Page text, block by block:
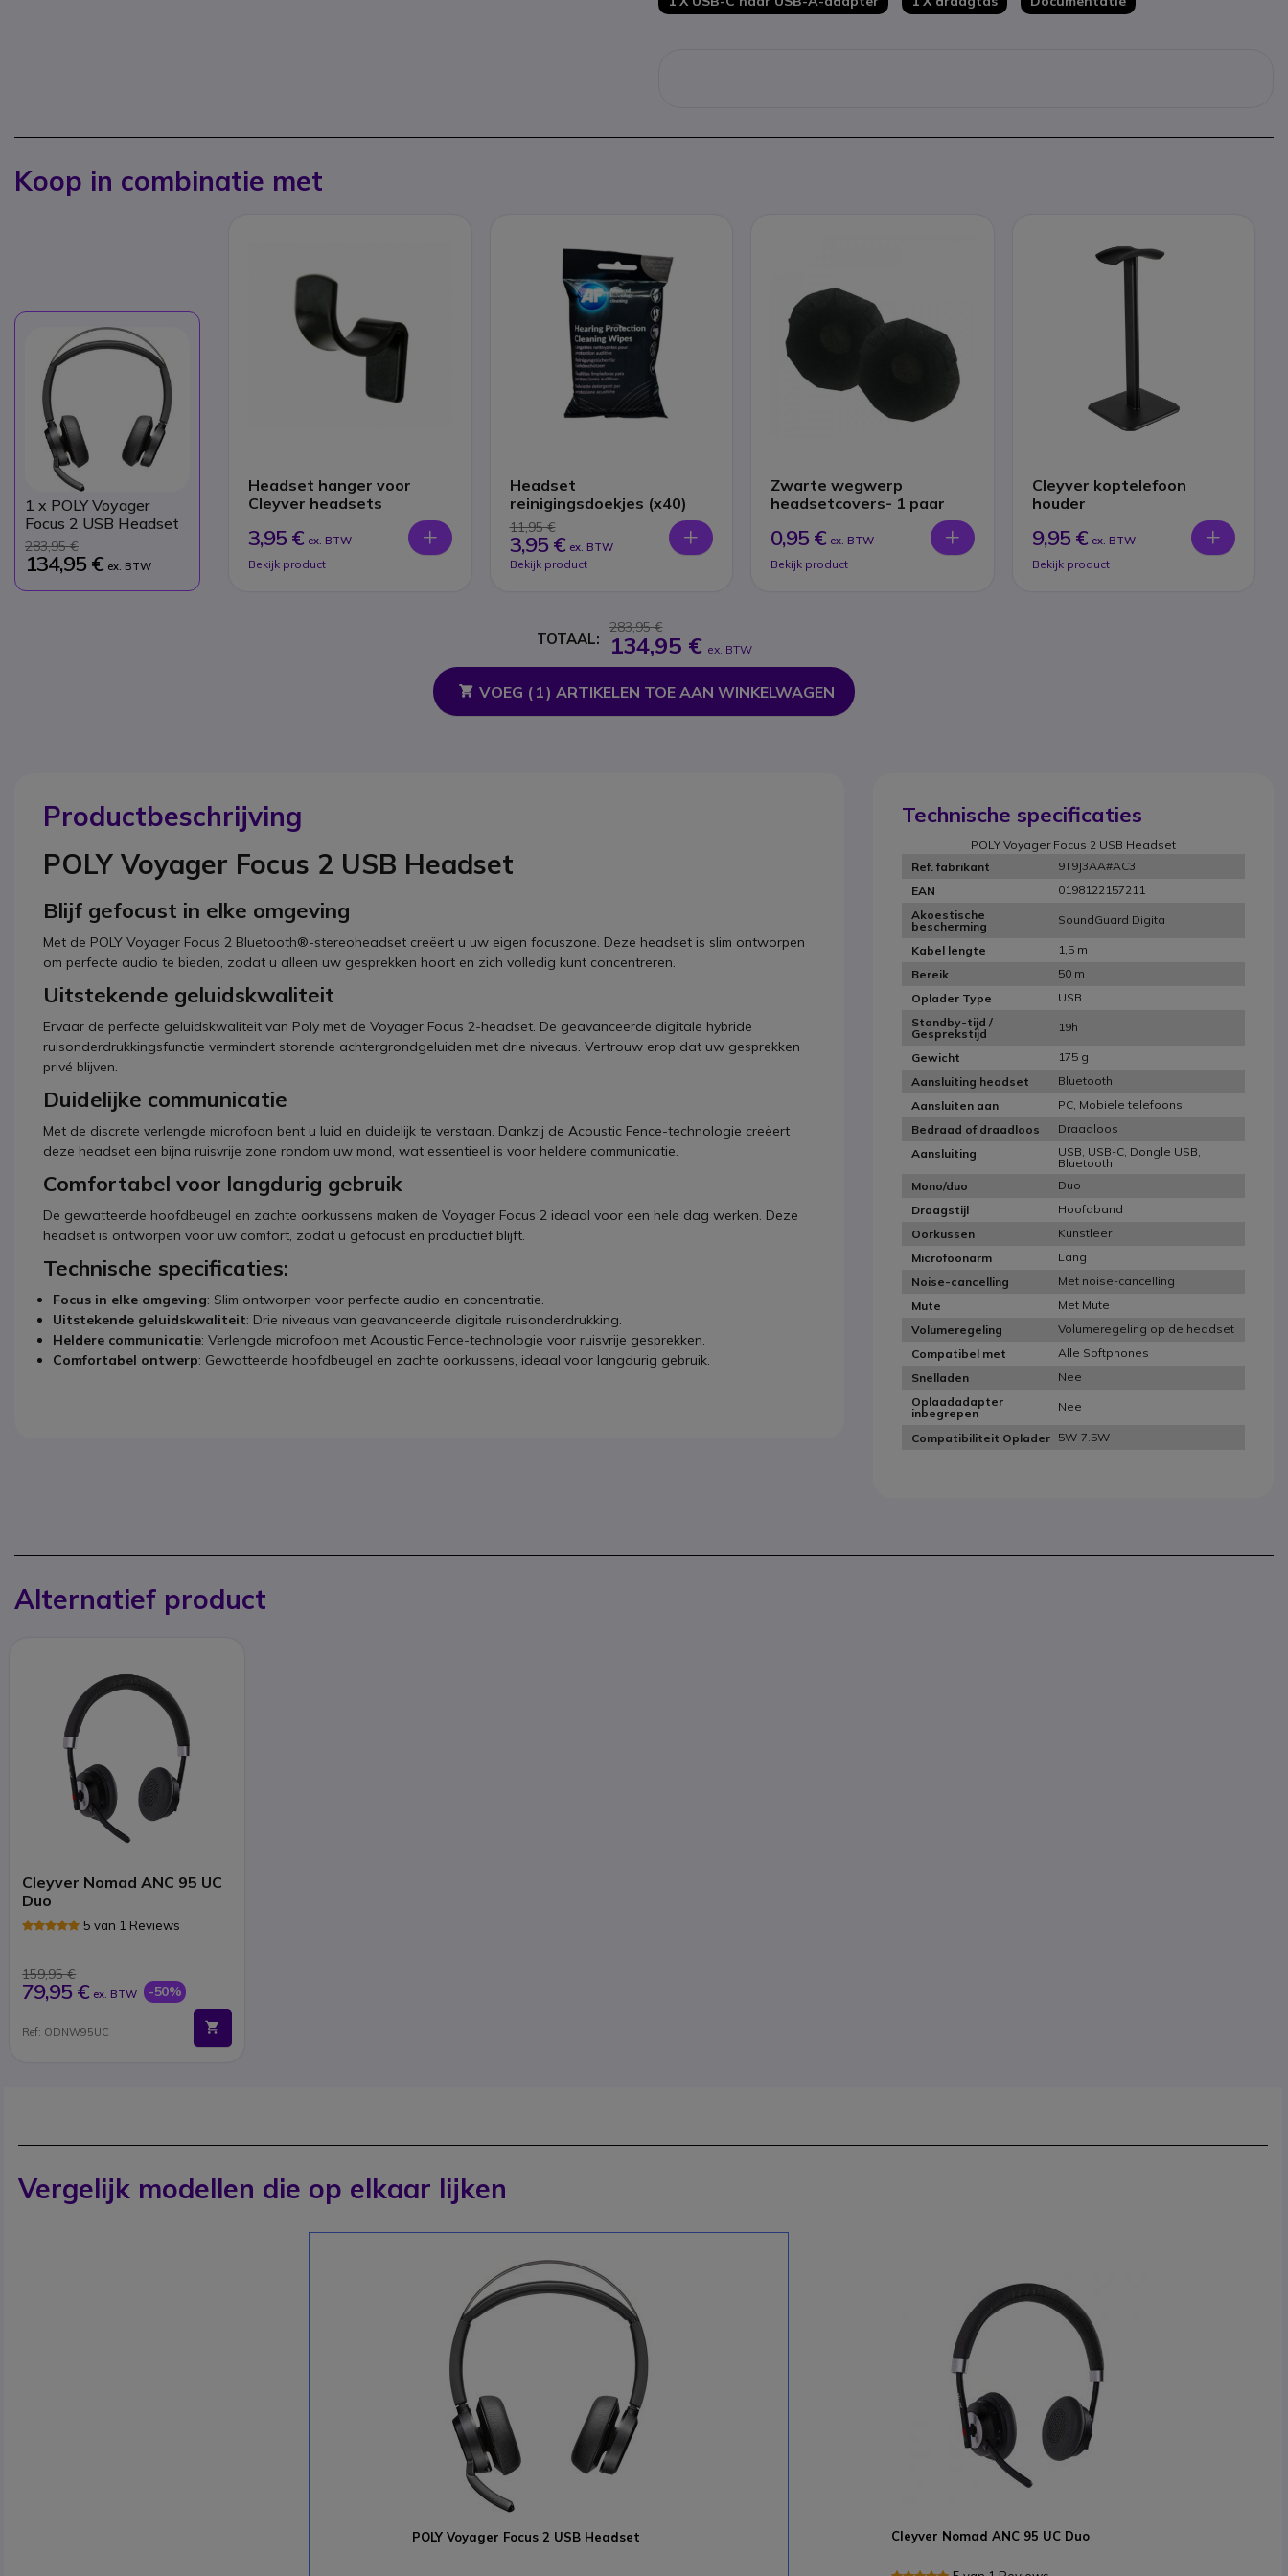
Koop in combinatie met
1 x POLY Voyager
Focus 2 USB Headset
283,95 €
134,95 € ex. BTW
Headset hanger voor
Cleyver headsets
3,95 € ex. BTW
Bekijk product
Headset
reinigingsdoekjes (x40)
11,95 €
3,95 € ex. BTW
Bekijk product
Zwarte wegwerp
headsetcovers- 1 paar
0,95 € ex. BTW
Bekijk product
Cleyver koptelefoon
houder
9,95 € ex. BTW
Bekijk product
TOTAAL:
283,95 €
134,95 € ex. BTW
VOEG ( 1) ARTIKELEN TOE AAN WINKELWAGEN
Productbeschrijving
POLY Voyager Focus 2 USB Headset
Blijf gefocust in elke omgeving
Met de POLY Voyager Focus 2 Bluetooth®-stereoheadset creëert u uw eigen focuszone. Deze headset is slim ontworpen
om perfecte audio te bieden, zodat u alleen uw gesprekken hoort en zich volledig kunt concentreren.
Uitstekende geluidskwaliteit
Ervaar de perfecte geluidskwaliteit van Poly met de Voyager Focus 2-headset. De geavanceerde digitale hybride
ruisonderdrukkingsfunctie vermindert storende achtergrondgeluiden met drie niveaus. Vertrouw erop dat uw gesprekken
privé blijven.
Duidelijke communicatie
Met de discrete verlengde microfoon bent u luid en duidelijk te verstaan. Dankzij de Acoustic Fence-technologie creëert
deze headset een bijna ruisvrije zone rondom uw mond, wat essentieel is voor heldere communicatie.
Comfortabel voor langdurig gebruik
De gewatteerde hoofdbeugel en zachte oorkussens maken de Voyager Focus 2 ideaal voor een hele dag werken. Deze
headset is ontworpen voor uw comfort, zodat u gefocust en productief blijft.
Technische specificaties:
Focus in elke omgeving: Slim ontworpen voor perfecte audio en concentratie.
Uitstekende geluidskwaliteit: Drie niveaus van geavanceerde digitale ruisonderdrukking.
Heldere communicatie: Verlengde microfoon met Acoustic Fence-technologie voor ruisvrije gesprekken.
Comfortabel ontwerp: Gewatteerde hoofdbeugel en zachte oorkussens, ideaal voor langdurig gebruik.
Technische specificaties
POLY Voyager Focus 2 USB Headset
Ref. fabrikant
9T9J3AA#AC3
EAN
0198122157211
Akoestische
bescherming
SoundGuard Digita
Kabel lengte
1,5 m
Bereik
50 m
Oplader Type
USB
Standby-tijd /
Gesprekstijd
19h
Gewicht
175 g
Aansluiting headset
Bluetooth
Aansluiten aan
PC, Mobiele telefoons
Bedraad of draadloos
Draadloos
Aansluiting
USB, USB-C, Dongle USB,
Bluetooth
Mono/duo
Duo
Draagstijl
Hoofdband
Oorkussen
Kunstleer
Microfoonarm
Lang
Noise-cancelling
Met noise-cancelling
Mute
Met Mute
Volumeregeling
Volumeregeling op de headset
Compatibel met
Alle Softphones
Snelladen
Nee
Oplaadadapter
inbegrepen
Nee
Compatibiliteit Oplader 5W-7.5W
Alternatief product
Cleyver Nomad ANC 95 UC
Duo
5 van 1 Reviews
159,95 €
79,95 € ex. BTW -50%
Ref: ODNW95UC
Vergelijk modellen die op elkaar lijken
POLY Voyager Focus 2 USB Headset Cleyver Nomad ANC 95 UC Duo